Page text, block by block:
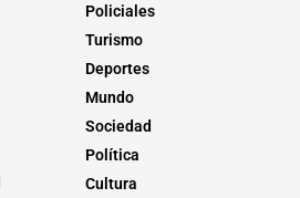
Policiales
Turismo
Deportes
Mundo
Sociedad
Política
Cultura